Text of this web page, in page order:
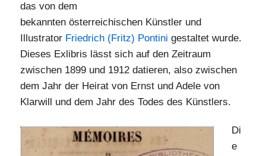
das von dem
bekannten österreichischen Künstler und
Illustrator Friedrich (Fritz) Pontini gestaltet wurde.
Dieses Exlibris lässt sich auf den Zeitraum
zwischen 1899 und 1912 datieren, also zwischen
dem Jahr der Heirat von Ernst und Adele von
Klarwill und dem Jahr des Todes des Künstlers.
Di
e